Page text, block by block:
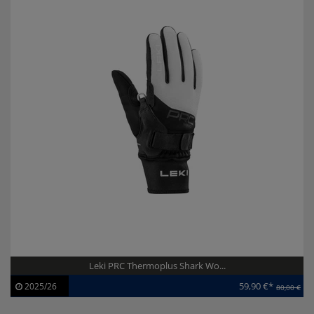
Leki PRC Thermoplus Shark Wo...
2025/26 59,90 €* 80,00 €